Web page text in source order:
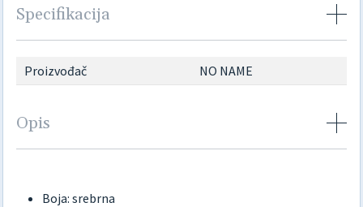
Specifikacija
Proizvođač NO NAME
Opis
Boja: srebrna